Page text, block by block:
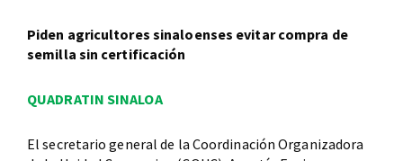
Piden agricultores sinaloenses evitar compra de
semilla sin certificación
QUADRATIN SINALOA
El secretario general de la Coordinación Organizadora